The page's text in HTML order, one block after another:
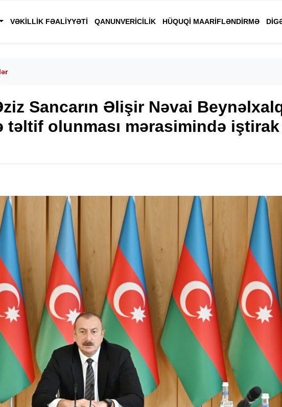
VƏKILLIK FƏALIYYƏTI QANUNVERICILIK HÜQUQI MAARIFLƏNDIRMƏ
Sancarın Əlişir Nəvai
təltif olunması mərasimində iştirak